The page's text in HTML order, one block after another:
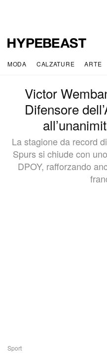
MODA CALZATURE ARTE
Victor
Difensore
La stagione da record
Spurs si chiude con
DPOY, rafforzando
Sport